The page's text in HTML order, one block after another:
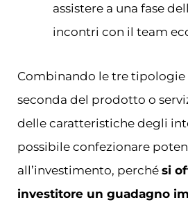
assistere a una fase
incontri con il team
Combinando le tre tipologie
seconda del prodotto o
delle caratteristiche degli
possibile confezionare
all’investimento, perché si
investitore un guadagno